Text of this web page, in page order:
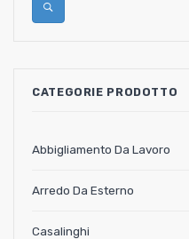
WISHLIST
CATEGORIE PRODOTTO
Abbigliamento Da Lavoro
Arredo Da Esterno
Casalinghi